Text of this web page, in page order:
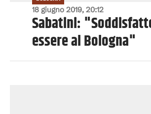
18 giugno 2019, 20:12
Sabatini:
essere al Bologna"